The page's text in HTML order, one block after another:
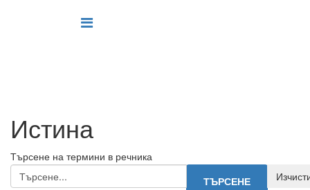
Истина
Търсене на термини в речника